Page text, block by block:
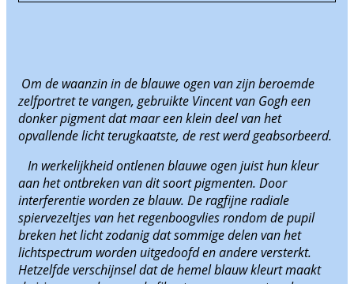
Om de waanzin in de blauwe ogen van zijn beroemde
zelfportret te vangen, gebruikte Vincent van Gogh een
donker pigment dat maar een klein deel van het
opvallende licht terugkaatste, de rest werd geabsorbeerd.
In werkelijkheid ontlenen blauwe ogen juist hun kleur
aan het ontbreken van dit soort pigmenten. Door
interferentie worden ze blauw. De ragfijne radiale
spiervezeltjes van het regenboogvlies rondom de pupil
breken het licht zodanig dat sommige delen van het
lichtspectrum worden uitgedoofd en andere versterkt.
Hetzelfde verschijnsel dat de hemel blauw kleurt maakt